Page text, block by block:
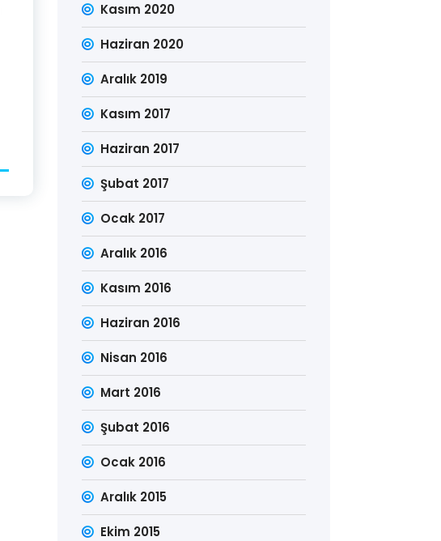
Kasım 2020
Haziran 2020
Aralık 2019
Kasım 2017
Haziran 2017
Şubat 2017
Ocak 2017
Aralık 2016
Kasım 2016
Haziran 2016
Nisan 2016
Mart 2016
Şubat 2016
Ocak 2016
Aralık 2015
Ekim 2015